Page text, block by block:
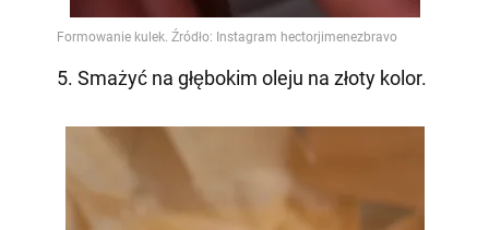
5. Smażyć na głębokim oleju na złoty kolor.